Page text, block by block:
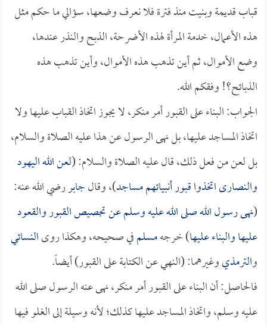
قباب قديمة وبنيت منذ فترة فلا نعرف وضعها، سؤالي ما حكم مثل
هذه الأعمال، خدمة المرأة لهذه الأضرحة، الذبح والنذر عندها،
وضع الأموال، ثم أين تذهب هذه الأموال، وأين تذهب هذه
الذبائح؟! وفقكم الله.
الجواب: البناء على القبور أمر منكر، لا يجوز اتخاذ القباب عليها ولا
اتخاذ المساجد عليها، بل نهى الرسول عن هذا عليه الصلاة والسلام،
بل لعن من فعل ذلك، قال عليه الصلاة والسلام: (لعن الله اليهود
والنصارى اتخذوا قبور أنبيائهم مساجد)، وقالجابررضي الله عنه:
(نهى رسول الله صلى الله عليه وسلم عن تجصيص القبور والقعود
عليها والبناء عليها) خرجهمسلمفي صحيحه، وهكذا روىالنسائي
والترمذيوغيرهما: (النهي عن الكتابة على القبور) أيضاً.
فالحاصل: أن البناء على القبور أمر منكر، نهى عنه الرسول صلى الله
عليه وسلم، واتخاذ المساجد عليها كذلك؛ لأنه وسيلة إلى الغلو فيها